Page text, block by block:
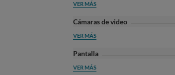
VER MÁS
Cámaras de video
VER MÁS
Pantalla
VER MÁS